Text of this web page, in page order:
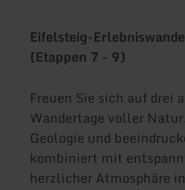
Eifelsteig-
(Etappen 7 - 9)
Freuen Sie sich auf drei
Wandertage voller
Geologie und
kombiniert mit
herzlicher Atmosphäre